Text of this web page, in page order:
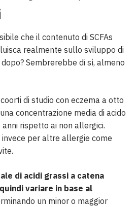
che il contenuto di SCFAs
realmente sullo sviluppo di
Sembrerebbe di sì, almeno
di studio con eczema a otto
concentrazione media di acido
rispetto ai non allergici.
per altre allergie come
di acidi grassi a catena
variare in base al
un minor o maggior